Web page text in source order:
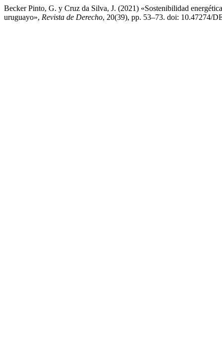
Becker Pinto, G. y Cruz da Silva, J. (2021) «Sostenibilidad
uruguayo», Revista de Derecho, 20(39), pp. 53–73. doi: 10.47274/